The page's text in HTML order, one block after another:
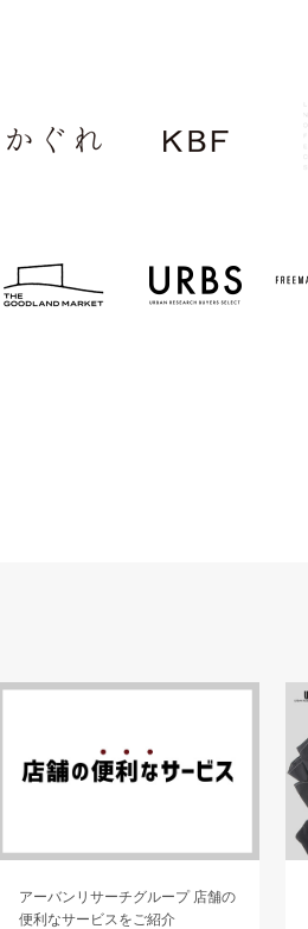
アーバンリサーチグループ 店舗の
便利なサービスをご紹介